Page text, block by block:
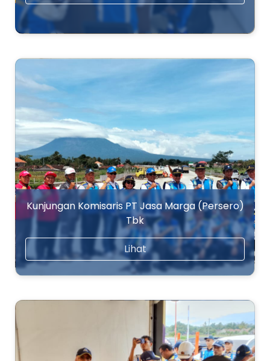
Kunjungan Komisaris PT Jasa Marga (Persero)
Tbk
Lihat